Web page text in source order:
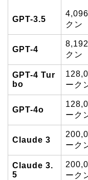
GPT-3.5
クン
GPT-4
クン
GPT-4 Tur
bo
ーク
GPT-4o
ーク
Claude 3
ーク
Claude 3.
5
ーク